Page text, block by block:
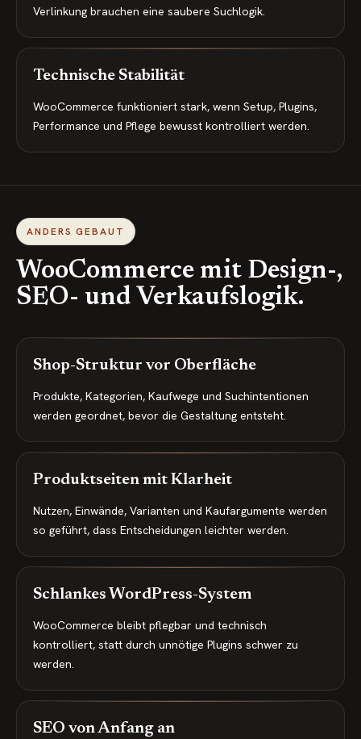
Verlinkung brauchen eine saubere Suchlogik.
Technische Stabilität
WooCommerce funktioniert stark, wenn Setup, Plugins,
Performance und Pflege bewusst kontrolliert werden.
ANDERS GEBAUT
WooCommerce mit Design-,
SEO- und Verkaufslogik.
Shop-Struktur vor Oberfläche
Produkte, Kategorien, Kaufwege und Suchintentionen
werden geordnet, bevor die Gestaltung entsteht.
Produktseiten mit Klarheit
Nutzen, Einwände, Varianten und Kaufargumente werden
so geführt, dass Entscheidungen leichter werden.
Schlankes WordPress-System
WooCommerce bleibt pflegbar und technisch
kontrolliert, statt durch unnötige Plugins schwer zu
werden.
SEO von Anfang an